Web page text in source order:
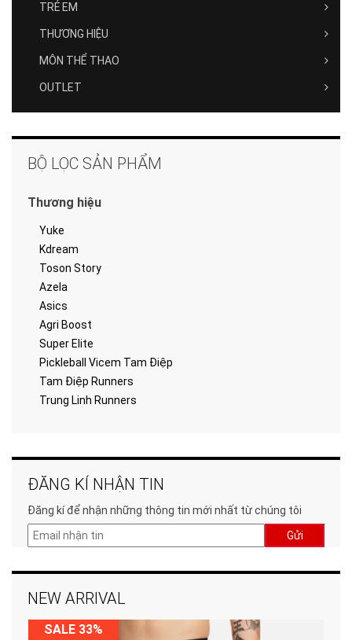
TRẺ EM
THƯƠNG HIỆU
MÔN THỂ THAO
OUTLET
BỘ LỌC SẢN PHẨM
Thương hiệu
Yuke
Kdream
Toson Story
Azela
Asics
Agri Boost
Super Elite
Pickleball Vicem Tam Điệp
Tam Điệp Runners
Trung Linh Runners
ĐĂNG KÍ NHẬN TIN
Đăng kí để nhận những thông tin mới nhất từ chúng tôi
Gửi
NEW ARRIVAL
SALE 33%